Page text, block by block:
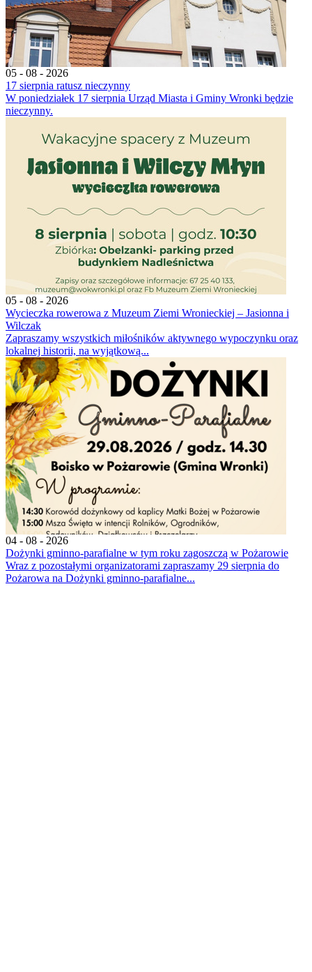
05 - 08 - 2026
17 sierpnia ratusz nieczynny
W poniedziałek 17 sierpnia Urząd Miasta i Gminy Wronki będzie
nieczynny.
05 - 08 - 2026
Wycieczka rowerowa z Muzeum Ziemi Wronieckiej – Jasionna i
Wilczak
Zapraszamy wszystkich miłośników aktywnego wypoczynku oraz
lokalnej historii, na wyjątkową...
04 - 08 - 2026
Dożynki gminno-parafialne w tym roku zagoszczą w Pożarowie
Wraz z pozostałymi organizatorami zapraszamy 29 sierpnia do
Pożarowa na Dożynki gminno-parafialne...